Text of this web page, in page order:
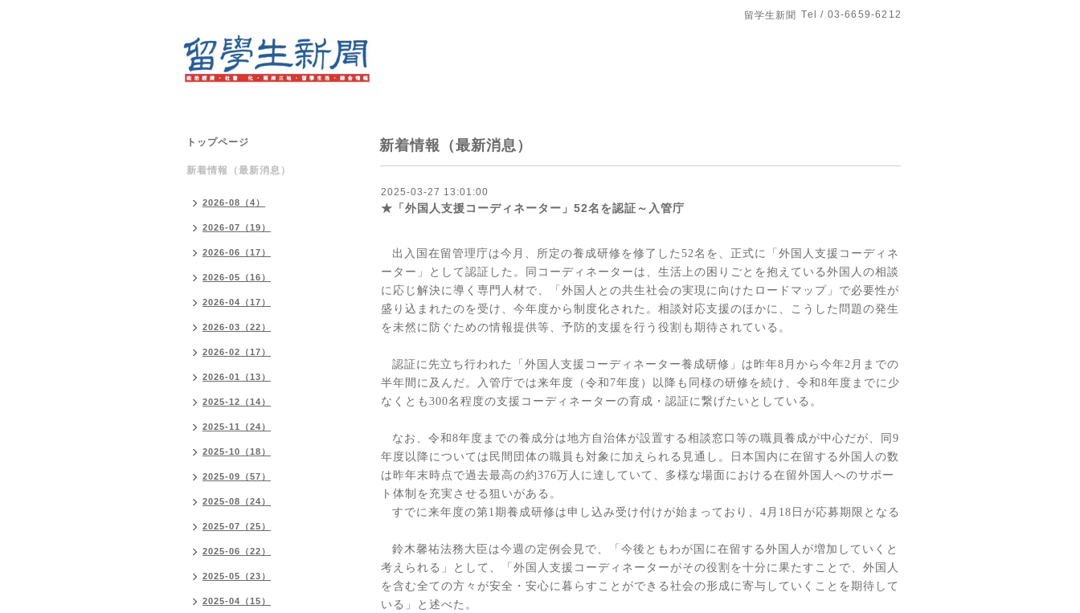
留学生新聞 Tel / 03-6659-6212
新着情報（最新消息）
2025-03-27 13:01:00
★「外国人支援コーディネーター」52名を認証～入管庁
出入国在留管理庁は今月、所定の養成研修を修了した 52名を、正式に「外国人支援コーディネ
ーター」として認証した。同コーディネーターは、生活上の困りごとを抱えている外国人の相談
に応じ解決に導く専門人材で、「外国人との共生社会の実現に向けたロードマップ」で必要性が
盛り込まれたのを受け、今年度から制度化された。相談対応支援のほかに、こうした問題の発生
を未然に防ぐための情報提供等、予防的支援を行う役割も期待されている。
認証に先立ち行われた「外国人支援コーディネーター養成研修」は昨年8 月から今年2 月までの
半年間に及んだ。入管庁では来年度（令和 7年度）以降も同様の研修を続け、令和 8年度までに少
なくとも 300名程度の支援コーディネーターの育成・認証に繋げたいとしている。
なお、令和 8年度までの養成分は地方自治体が設置する相談窓口等の職員養成が中心だが、同 9
年度以降については民間団体の職員も対象に加えられる見通し。日本国内に在留する外国人の数
は昨年末時点で過去最高の約376万人に達していて、多様な場面における在留外国人へのサポー
ト体制を充実させる狙いがある。
すでに来年度の第1期養成研修は申し込み受け付けが始まっており、 4 月 18 日が応募期限となる
鈴木馨祐法務大臣は今週の定例会見で、「今後ともわが国に在留する外国人が増加していくと
考えられる」として、「外国人支援コーディネーターがその役割を十分に果たすことで、外国人
を含む全ての方々が安全・安心に暮らすことができる社会の形成に寄与していくことを期待して
いる」と述べた。
トップページ
新着情報（最新消息）
2026-08（4）
2026-07（19）
2026-06（17）
2026-05（16）
2026-04（17）
2026-03（22）
2026-02（17）
2026-01（13）
2025-12（14）
2025-11（24）
2025-10（18）
2025-09（57）
2025-08（24）
2025-07（25）
2025-06（22）
2025-05（23）
2025-04（15）